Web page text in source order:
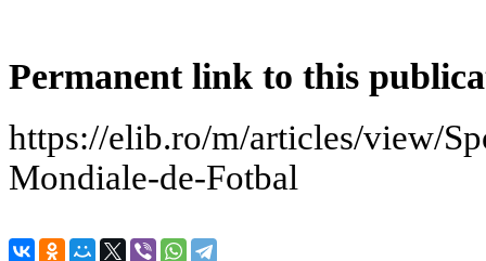
Permanent link to this
https://elib.ro/m/articles/view/
Mondiale-de-Fotbal